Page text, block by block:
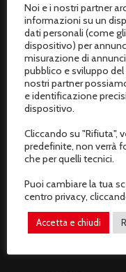
Termini e
Resi e rimborsi
Recesso dal
AREA CLIENTI
Il mio profilo
I miei ordini
I miei dati
Gestisci privacy
Noi e i nostri partner
informazioni su un
dati personali (come
dispositivo) per
misurazione di
pubblico e sviluppo
nostri partner
e identificazione
dispositivo.
Cliccando su "Rifiuta",
predefinite, non verrà
che per quelli tecnici.
Puoi cambiare la tua
centro privacy,
Accetta e chiudi